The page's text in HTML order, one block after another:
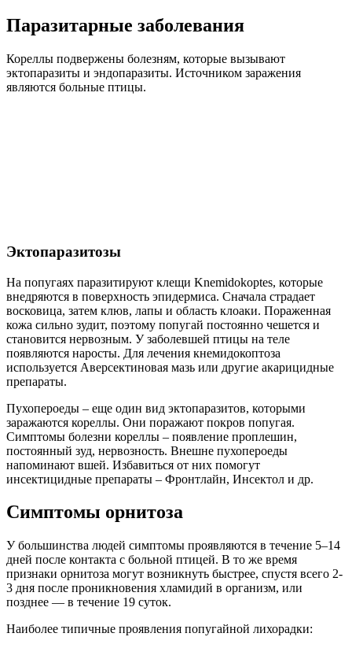
Паразитарные заболевания
Кореллы подвержены болезням, которые вызывают
эктопаразиты и эндопаразиты. Источником заражения
являются больные птицы.
Эктопаразитозы
На попугаях паразитируют клещи Knemidokoptes, которые
внедряются в поверхность эпидермиса. Сначала страдает
восковица, затем клюв, лапы и область клоаки. Пораженная
кожа сильно зудит, поэтому попугай постоянно чешется и
становится нервозным. У заболевшей птицы на теле
появляются наросты. Для лечения кнемидокоптоза
используется Аверсектиновая мазь или другие акарицидные
препараты.
Пухопероеды – еще один вид эктопаразитов, которыми
заражаются кореллы. Они поражают покров попугая.
Симптомы болезни кореллы – появление проплешин,
постоянный зуд, нервозность. Внешне пухопероеды
напоминают вшей. Избавиться от них помогут
инсектицидные препараты – Фронтлайн, Инсектол и др.
Симптомы орнитоза
У большинства людей симптомы проявляются в течение 5–14
дней после контакта с больной птицей. В то же время
признаки орнитоза могут возникнуть быстрее, спустя всего 2-
3 дня после проникновения хламидий в организм, или
позднее — в течение 19 суток.
Наиболее типичные проявления попугайной лихорадки: